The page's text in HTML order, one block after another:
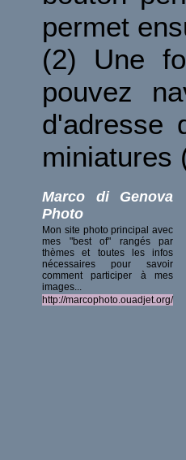
permet
(2) Une
pouvez
d'adresse
miniatures
Marco di Genova
Photo
Mon site photo principal avec
mes "best of" rangés par
thèmes et toutes les infos
nécessaires pour savoir
comment participer à mes
images...
http://marcophoto.ouadjet.org/